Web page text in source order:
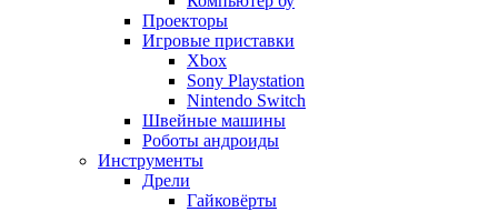
Проекторы
Игровые приставки
Xbox
Sony Playstation
Nintendo Switch
Швейные машины
Роботы андроиды
Инструменты
Дрели
Гайковёрты